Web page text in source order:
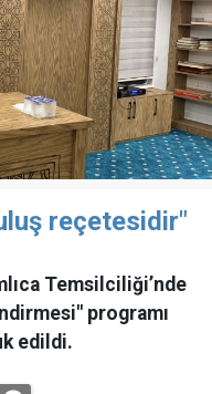
reçetesidir"
Temsilciliği’nde
programı
edildi.